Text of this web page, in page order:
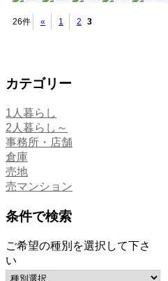
26件 « 1 2 3
カテゴリー
1人暮らし
2人暮らし～
事務所・店舗
倉庫
売地
売マンション
条件で検索
ご希望の種別を選択して下さ
い